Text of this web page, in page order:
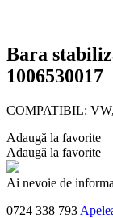
Bara
1006530017
COMPATIBIL:
Adaugă la favorite
Adaugă la favorite
Ai nevoie de
0724 338 793